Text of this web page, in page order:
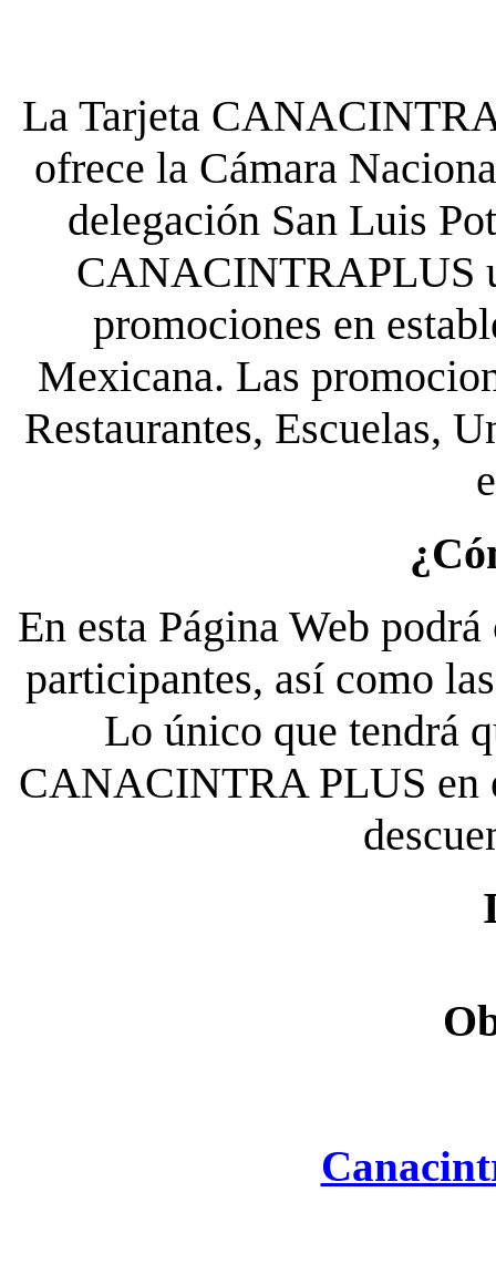
La Tarjeta
ofrece la Cámara
delegación San Luis
CANACINTRAPLUS
promociones en
Mexicana. Las
Restaurantes, Escuelas,
En esta Página Web
participantes, así como
Lo único que tendrá
CANACINTRA PLUS en